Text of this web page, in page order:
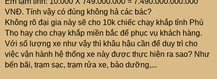
VNĐ. Tính vậy có đúng không hả các bác?
Không rõ đại gia này sẽ cho 10k chiếc chạy khắp tỉnh Phú
Thọ hay cho chạy khắp miền bắc để phục vụ khách hàng.
Với số lượng xe như vậy thì khâu hậu cần để duy trì cho
việc vận hành hệ thống xe này được thực hiện ra sao? Như
bến bãi, trạm sạc, trạm rửa xe, bảo dưỡng,...